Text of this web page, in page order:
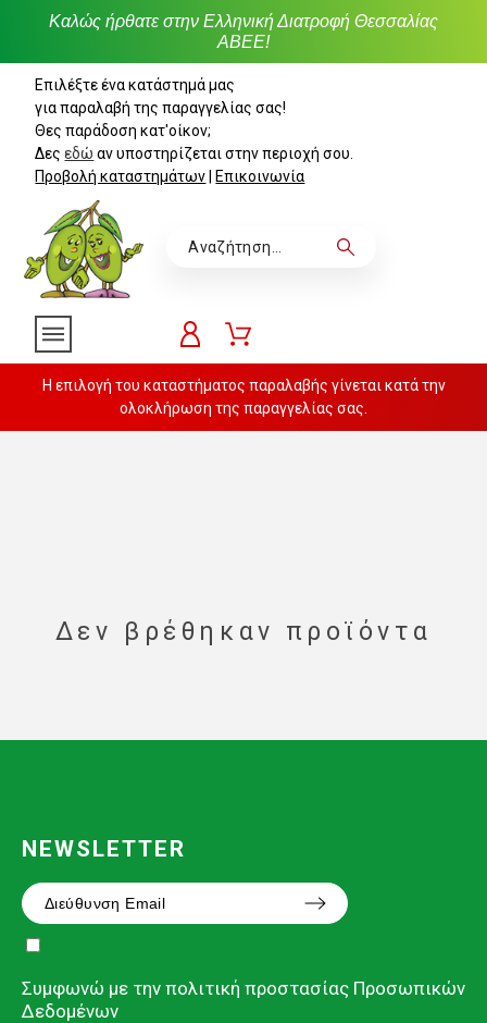
Καλώς ήρθατε στην Ελληνική Διατροφή Θεσσαλίας
ΑΒΕΕ!
Επιλέξτε ένα κατάστημά μας
για παραλαβή της παραγγελίας σας!
Θες παράδοση κατ'οίκον;
Δεςεδώ αν υποστηρίζεται στην περιοχή σου.
Προβολή καταστημάτων
Επικοινωνία
Η επιλογή του καταστήματος παραλαβής γίνεται κατά την
ολοκλήρωση της παραγγελίας σας.
Δεν βρέθηκαν προϊόντα
NEWSLETTER
Συμφωνώ με την πολιτική προστασίας Προσωπικών
Δεδομένων